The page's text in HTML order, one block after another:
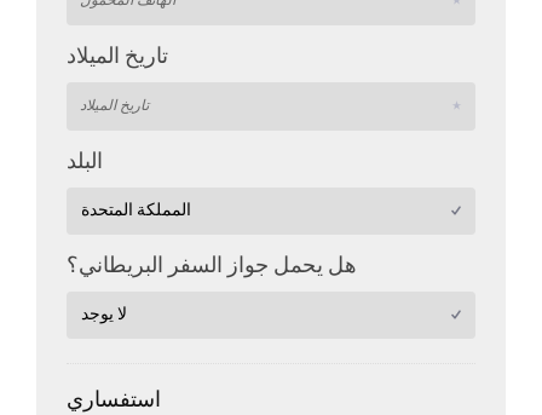
تاريخ الميلاد
البلد
هل يحمل جواز السفر البريطاني؟
استفساري